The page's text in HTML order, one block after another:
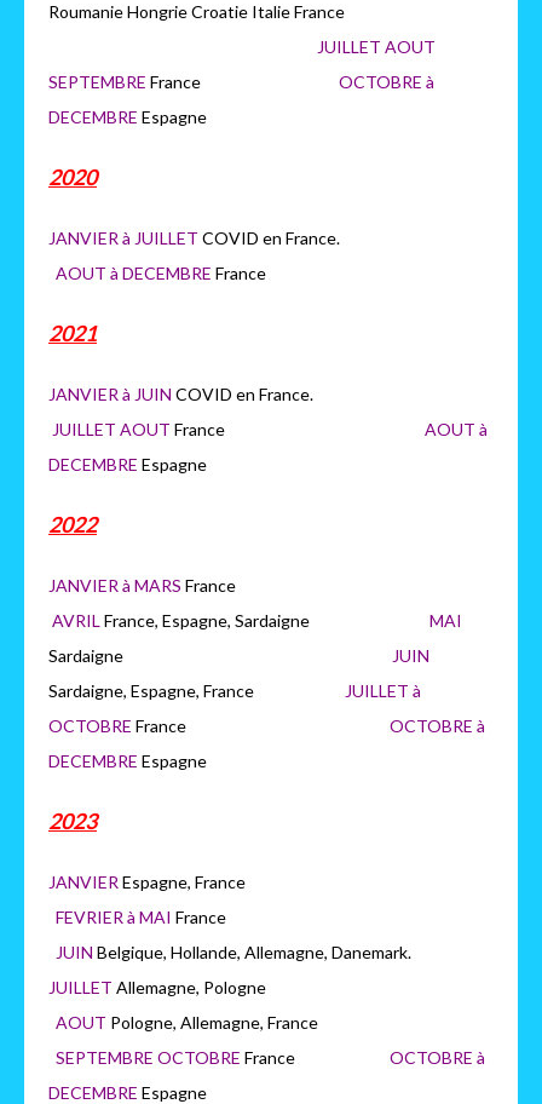
Roumanie Hongrie Croatie Italie France
JUILLET AOUT
SEPTEMBRE France OCTOBRE à
DECEMBRE Espagne
2020
JANVIER à JUILLET COVID en France.
AOUT à DECEMBRE France
2021
JANVIER à JUIN COVID en France.
JUILLET AOUT France AOUT à
DECEMBRE Espagne
2022
JANVIER à MARS France
AVRIL France, Espagne, Sardaigne MAI
Sardaigne
JUIN
Sardaigne, Espagne, France
JUILLET à
OCTOBRE France OCTOBRE à
DECEMBRE Espagne
2023
JANVIER Espagne, France
FEVRIER à MAI France
JUIN Belgique, Hollande, Allemagne, Danemark.
JUILLET Allemagne, Pologne
AOUT Pologne, Allemagne, France
SEPTEMBRE OCTOBRE France OCTOBRE à
DECEMBRE Espagne